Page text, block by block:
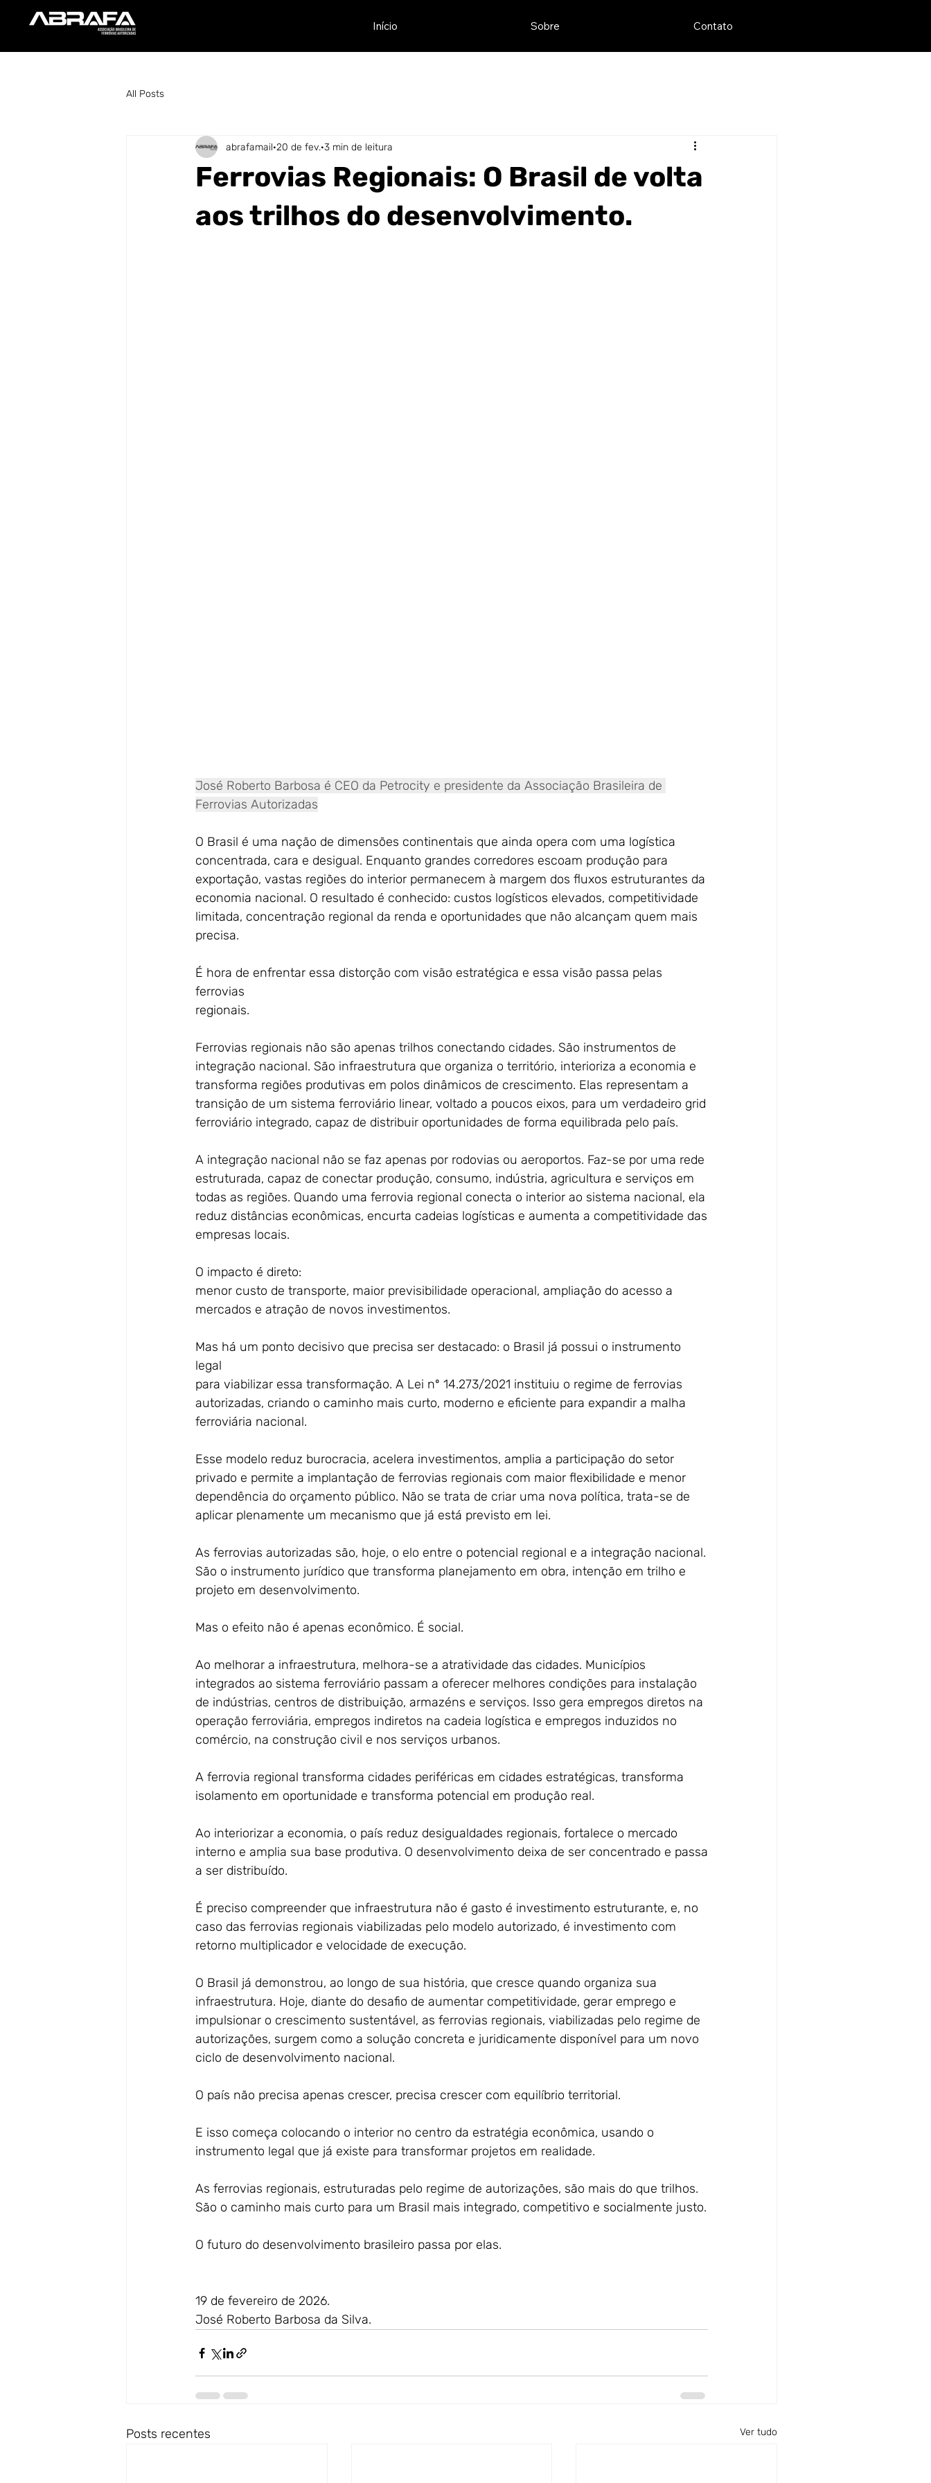
Início Sobre Contato
All Posts
Ferrovias Regionais: O Brasil de volta
aos trilhos do desenvolvimento.
abrafamail 20 de fev. 3 min de leitura
José Roberto Barbosa é CEO da Petrocity e presidente da Associação Brasileira de
Ferrovias Autorizadas
O Brasil é uma nação de dimensões continentais que ainda opera com uma logística
concentrada, cara e desigual. Enquanto grandes corredores escoam produção para
exportação, vastas regiões do interior permanecem à margem dos fluxos estruturantes da
economia nacional. O resultado é conhecido: custos logísticos elevados, competitividade
limitada, concentração regional da renda e oportunidades que não alcançam quem mais
precisa.
É hora de enfrentar essa distorção com visão estratégica e essa visão passa pelas
ferrovias
regionais.
Ferrovias regionais não são apenas trilhos conectando cidades. São instrumentos de
integração nacional. São infraestrutura que organiza o território, interioriza a economia e
transforma regiões produtivas em polos dinâmicos de crescimento. Elas representam a
transição de um sistema ferroviário linear, voltado a poucos eixos, para um verdadeiro grid
ferroviário integrado, capaz de distribuir oportunidades de forma equilibrada pelo país.
A integração nacional não se faz apenas por rodovias ou aeroportos. Faz-se por uma rede
estruturada, capaz de conectar produção, consumo, indústria, agricultura e serviços em
todas as regiões. Quando uma ferrovia regional conecta o interior ao sistema nacional, ela
reduz distâncias econômicas, encurta cadeias logísticas e aumenta a competitividade das
empresas locais.
O impacto é direto:
menor custo de transporte, maior previsibilidade operacional, ampliação do acesso a
mercados e atração de novos investimentos.
Mas há um ponto decisivo que precisa ser destacado: o Brasil já possui o instrumento
legal
para viabilizar essa transformação. A Lei nº 14.273/2021 instituiu o regime de ferrovias
autorizadas, criando o caminho mais curto, moderno e eficiente para expandir a malha
ferroviária nacional.
Esse modelo reduz burocracia, acelera investimentos, amplia a participação do setor
privado e permite a implantação de ferrovias regionais com maior flexibilidade e menor
dependência do orçamento público. Não se trata de criar uma nova política, trata-se de
aplicar plenamente um mecanismo que já está previsto em lei.
As ferrovias autorizadas são, hoje, o elo entre o potencial regional e a integração nacional.
São o instrumento jurídico que transforma planejamento em obra, intenção em trilho e
projeto em desenvolvimento.
Mas o efeito não é apenas econômico. É social.
Ao melhorar a infraestrutura, melhora-se a atratividade das cidades. Municípios
integrados ao sistema ferroviário passam a oferecer melhores condições para instalação
de indústrias, centros de distribuição, armazéns e serviços. Isso gera empregos diretos na
operação ferroviária, empregos indiretos na cadeia logística e empregos induzidos no
comércio, na construção civil e nos serviços urbanos.
A ferrovia regional transforma cidades periféricas em cidades estratégicas, transforma
isolamento em oportunidade e transforma potencial em produção real.
Ao interiorizar a economia, o país reduz desigualdades regionais, fortalece o mercado
interno e amplia sua base produtiva. O desenvolvimento deixa de ser concentrado e passa
a ser distribuído.
É preciso compreender que infraestrutura não é gasto é investimento estruturante, e, no
caso das ferrovias regionais viabilizadas pelo modelo autorizado, é investimento com
retorno multiplicador e velocidade de execução.
O Brasil já demonstrou, ao longo de sua história, que cresce quando organiza sua
infraestrutura. Hoje, diante do desafio de aumentar competitividade, gerar emprego e
impulsionar o crescimento sustentável, as ferrovias regionais, viabilizadas pelo regime de
autorizações, surgem como a solução concreta e juridicamente disponível para um novo
ciclo de desenvolvimento nacional.
O país não precisa apenas crescer, precisa crescer com equilíbrio territorial.
E isso começa colocando o interior no centro da estratégia econômica, usando o
instrumento legal que já existe para transformar projetos em realidade.
As ferrovias regionais, estruturadas pelo regime de autorizações, são mais do que trilhos.
São o caminho mais curto para um Brasil mais integrado, competitivo e socialmente justo.
O futuro do desenvolvimento brasileiro passa por elas.
19 de fevereiro de 2026.
José Roberto Barbosa da Silva.
Posts recentes Ver tudo